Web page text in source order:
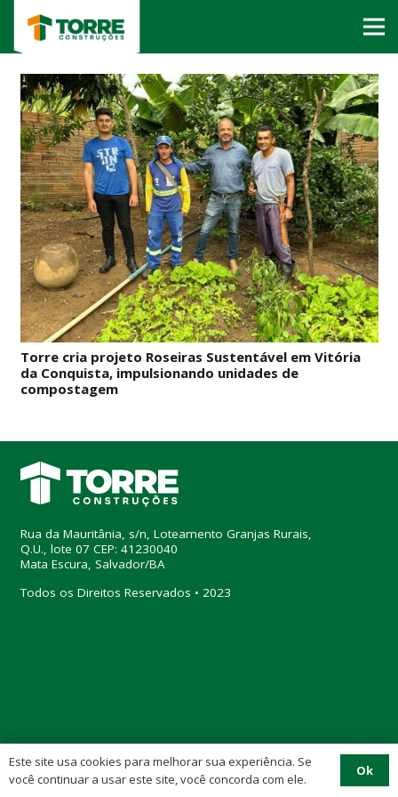
Torre cria projeto Roseiras Sustentável em Vitória
da Conquista, impulsionando unidades de
compostagem
Rua da Mauritânia, s/n, Loteamento Granjas Rurais,
Q.U., lote 07 CEP: 41230040
Mata Escura, Salvador/BA
Todos os Direitos Reservados • 2023
Este site usa cookies para melhorar sua experiência. Se
você continuar a usar este site, você concorda com ele.
Ok